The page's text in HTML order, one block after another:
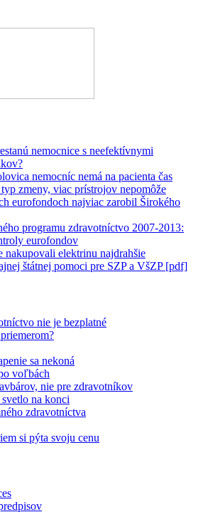
nemocnice s neefektívnymi
nemocníc nemá na pacienta čas
zmeny, viac prístrojov nepomôže
eurofondoch najviac zarobil Širokého
programu zdravotníctvo 2007-2013:
eurofondov
nakupovali elektrinu najdrahšie
štátnej pomoci pre SZP a VšZP [pdf]
nie je bezplatné
sa nekoná
voľbách
nie pre zdravotníkov
na konci
zdravotníctva
si pýta svoju cenu